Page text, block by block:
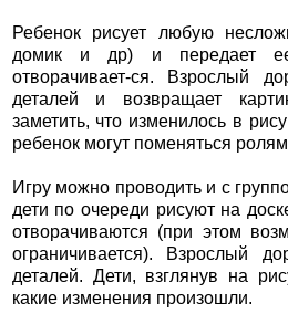
Ребенок рисует любую
домик и др) и передает
отворачивает-ся. Взрослый
деталей и возвращает
заметить, что изменилось в
ребенок могут поменяться
Игру можно проводить и с
дети по очереди рисуют на
отворачиваются (при этом
ограничивается). Взрослый
деталей. Дети, взглянув на
какие изменения произошли.